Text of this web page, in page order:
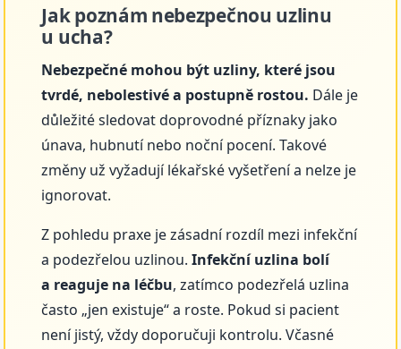
Jak poznám nebezpečnou uzlinu
u ucha?
Nebezpečné mohou být uzliny, které jsou
tvrdé, nebolestivé a postupně rostou. Dále je
důležité sledovat doprovodné příznaky jako
únava, hubnutí nebo noční pocení. Takové
změny už vyžadují lékařské vyšetření a nelze je
ignorovat.
Z pohledu praxe je zásadní rozdíl mezi infekční
a podezřelou uzlinou.Infekční uzlina bolí
a reaguje na léčbu, zatímco podezřelá uzlina
často „jen existuje“ a roste. Pokud si pacient
není jistý, vždy doporučuji kontrolu. Včasné